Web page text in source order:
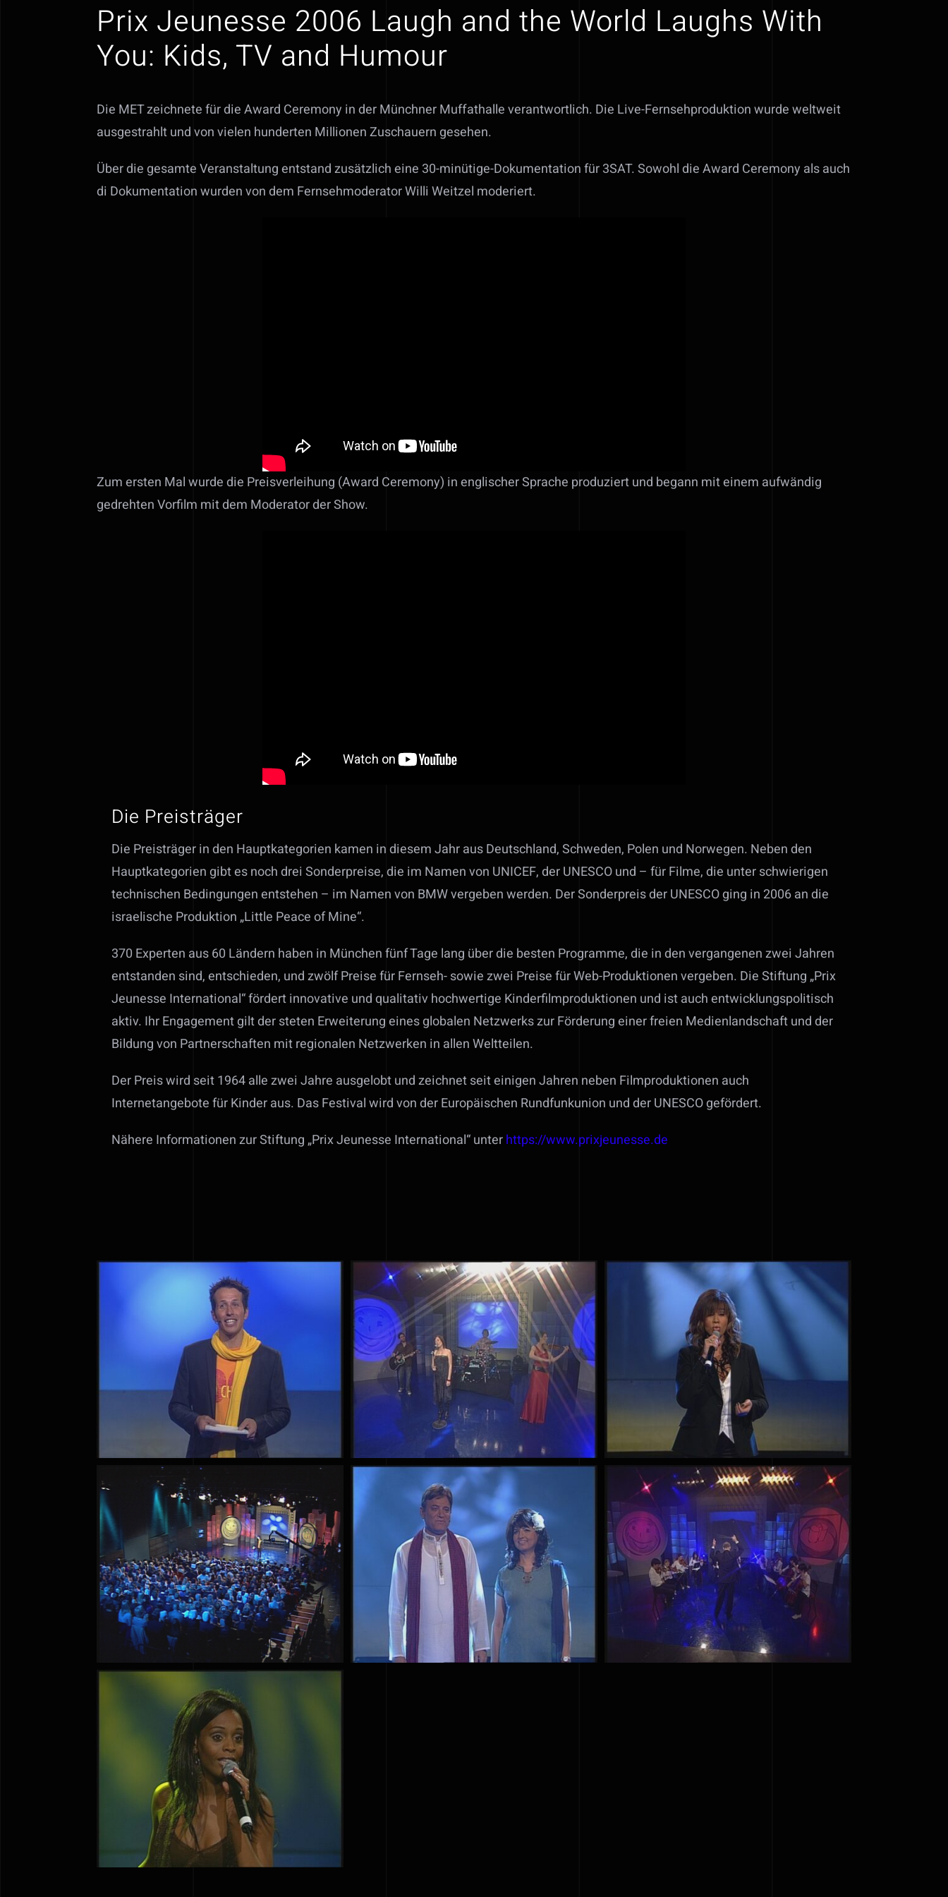
Prix Jeunesse 2006 Laugh and the World Laughs With
You: Kids, TV and Humour
Die MET zeichnete für die Award Ceremony in der Münchner Muffathalle verantwortlich. Die Live-Fernsehproduktion wurde weltweit
ausgestrahlt und von vielen hunderten Millionen Zuschauern gesehen.
Über die gesamte Veranstaltung entstand zusätzlich eine 30-minütige-Dokumentation für 3SAT. Sowohl die Award Ceremony als auch
di Dokumentation wurden von dem Fernsehmoderator Willi Weitzel moderiert.
Zum ersten Mal wurde die Preisverleihung (Award Ceremony) in englischer Sprache produziert und begann mit einem aufwändig
gedrehten Vorfilm mit dem Moderator der Show.
Die Preisträger
Die Preisträger in den Hauptkategorien kamen in diesem Jahr aus Deutschland, Schweden, Polen und Norwegen. Neben den
Hauptkategorien gibt es noch drei Sonderpreise, die im Namen von UNICEF, der UNESCO und – für Filme, die unter schwierigen
technischen Bedingungen entstehen – im Namen von BMW vergeben werden. Der Sonderpreis der UNESCO ging in 2006 an die
israelische Produktion „Little Peace of Mine“.
370 Experten aus 60 Ländern haben in München fünf Tage lang über die besten Programme, die in den vergangenen zwei Jahren
entstanden sind, entschieden, und zwölf Preise für Fernseh- sowie zwei Preise für Web-Produktionen vergeben. Die Stiftung „Prix
Jeunesse International“ fördert innovative und qualitativ hochwertige Kinderfilmproduktionen und ist auch entwicklungspolitisch
aktiv. Ihr Engagement gilt der steten Erweiterung eines globalen Netzwerks zur Förderung einer freien Medienlandschaft und der
Bildung von Partnerschaften mit regionalen Netzwerken in allen Weltteilen.
Der Preis wird seit 1964 alle zwei Jahre ausgelobt und zeichnet seit einigen Jahren neben Filmproduktionen auch
Internetangebote für Kinder aus. Das Festival wird von der Europäischen Rundfunkunion und der UNESCO gefördert.
Nähere Informationen zur Stiftung „Prix Jeunesse International“ unterhttps://www.prixjeunesse.de